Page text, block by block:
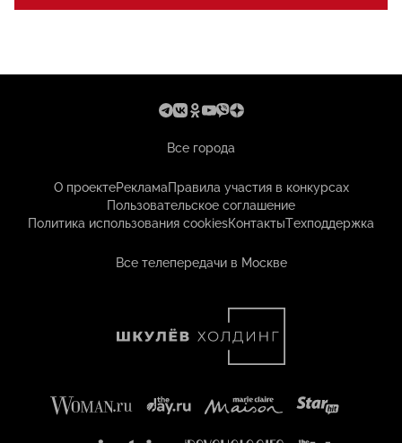
Все города
О проектеРекламаПравила участия в конкурсах
Пользовательское соглашение
Политика использования cookiesКонтактыТехподдержка
Все телепередачи в Москве